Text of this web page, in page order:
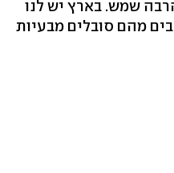
שמש. בארץ יש לנו
מהם סובלים מבעיות